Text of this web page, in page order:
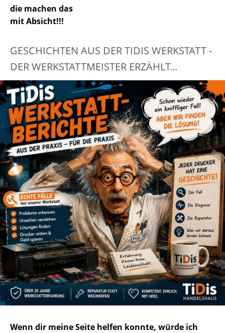
die machen das
mit Absicht!!!
GESCHICHTEN AUS DER TIDIS WERKSTATT -
DER WERKSTATTMEISTER ERZÄHLT...
Wenn dir meine Seite helfen konnte, würde ich